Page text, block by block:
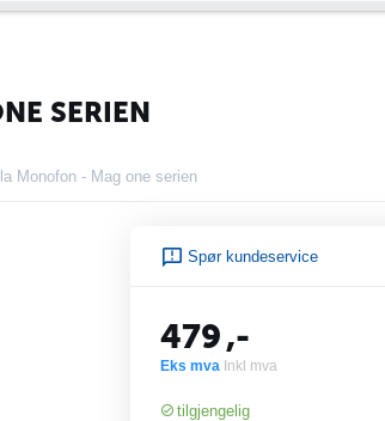
SERIEN
Monofon - Mag one serien
Spør kundeservice
479,-
Eks mva Inkl mva
tilgjengelig